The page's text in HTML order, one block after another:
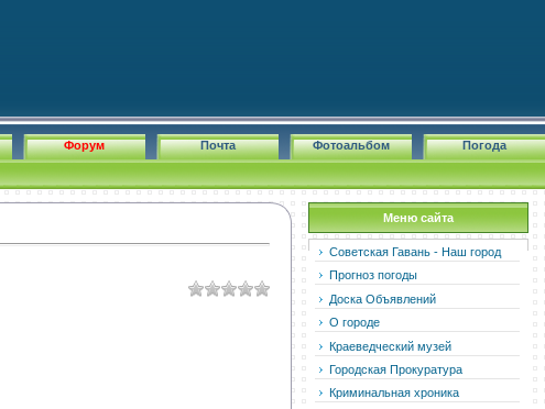
Погода
Фотоальбом
Почта
Форум
Меню сайта
Советская Гавань - Наш город
Прогноз погоды
Доска Объявлений
О городе
Краеведческий музей
Городская Прокуратура
Криминальная хроника